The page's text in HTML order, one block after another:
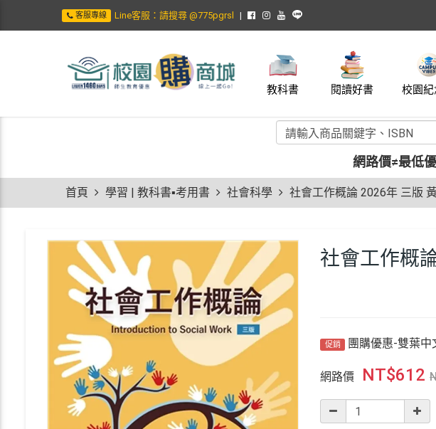
客服專線 Line客服：請搜尋 @775pgrsl
教科書 閱讀好書 校園紀
網路價≠最低
首頁 學習 | 教科書▪考用書 社會科學 社會工作概論 2026年 三版
社會工作概
促銷 團購優惠-雙葉中
網路價 NT$612